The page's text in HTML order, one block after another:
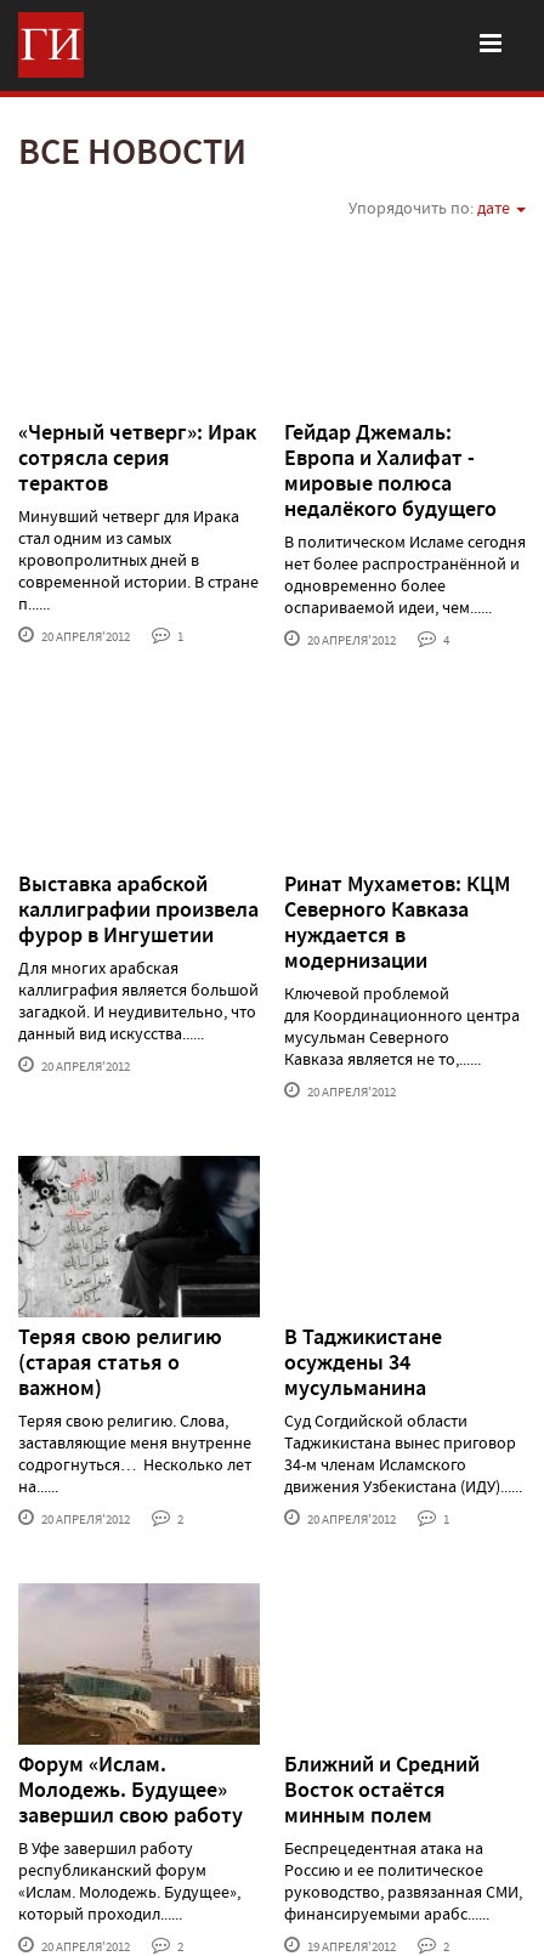
ВСЕ НОВОСТИ
Упорядочить по:дате
«Черный четверг»: Ирак
сотрясла серия
терактов
Минувший четверг для Ирака
стал одним из самых
кровопролитных дней в
современной истории. В стране
п......
20 АПРЕЛЯ'2012 1
Гейдар Джемаль:
Европа и Халифат -
мировые полюса
недалёкого будущего
В политическом Исламе сегодня
нет более распространённой и
одновременно более
оспариваемой идеи, чем......
20 АПРЕЛЯ'2012 4
Выставка арабской
каллиграфии произвела
фурор в Ингушетии
Для многих арабская
каллиграфия является большой
загадкой. И неудивительно, что
данный вид искусства......
20 АПРЕЛЯ'2012
Ринат Мухаметов: КЦМ
Северного Кавказа
нуждается в
модернизации
Ключевой проблемой
для Координационного центра
мусульман Северного
Кавказа является не то,......
20 АПРЕЛЯ'2012
Теряя свою религию
(старая статья о
важном)
Теряя свою религию. Слова,
заставляющие меня внутренне
содрогнуться… Несколько лет
на......
20 АПРЕЛЯ'2012 2
В Таджикистане
осуждены 34
мусульманина
Суд Согдийской области
Таджикистана вынес приговор
34-м членам Исламского
движения Узбекистана (ИДУ)......
20 АПРЕЛЯ'2012 1
Форум «Ислам.
Молодежь. Будущее»
завершил свою работу
В Уфе завершил работу
республиканский форум
«Ислам. Молодежь. Будущее»,
который проходил......
20 АПРЕЛЯ'2012 2
Ближний и Средний
Восток остаётся
минным полем
Беспрецедентная атака на
Россию и ее политическое
руководство, развязанная СМИ,
финансируемыми арабс......
19 АПРЕЛЯ'2012 2